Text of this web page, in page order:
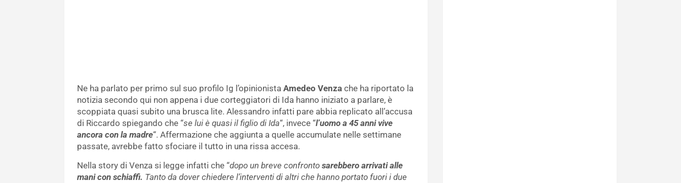
Ne ha parlato per primo sul suo profilo Ig l’opinionista Amedeo Venza che ha riportato la
notizia secondo qui non appena i due corteggiatori di Ida hanno iniziato a parlare, è
scoppiata quasi subito una brusca lite. Alessandro infatti pare abbia replicato all’accusa
di Riccardo spiegando che “se lui è quasi il figlio di Ida“, invece “l’uomo a 45 anni vive
ancora con la madre“. Affermazione che aggiunta a quelle accumulate nelle settimane
passate, avrebbe fatto sfociare il tutto in una rissa accesa.
Nella story di Venza si legge infatti che “dopo un breve confronto sarebbero arrivati alle
mani con schiaffi. Tanto da dover chiedere l’interventi di altri che hanno portato fuori i due